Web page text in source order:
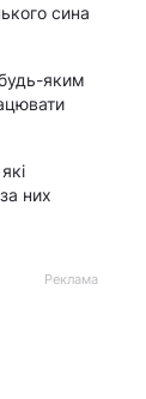
сина
яким
них
Реклама